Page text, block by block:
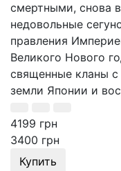
смертными, снова
недовольные
правления
Великого Нового
священные кланы с
земли Японии и
4199 грн
3400 грн
Купить